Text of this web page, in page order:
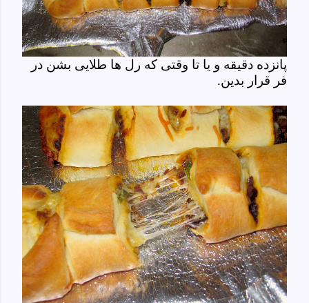
پانزده دقیقه و یا تا وقتی که رل ها طلایی بشن در
فر قرار بدین.